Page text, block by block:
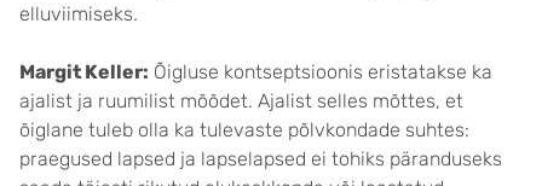
elluviimiseks.
Margit Keller: Õigluse kontseptsioonis eristatakse ka
ajalist ja ruumilist mõõdet. Ajalist selles mõttes, et
õiglane tuleb olla ka tulevaste põlvkondade suhtes:
praegused lapsed ja lapselapsed ei tohiks päranduseks